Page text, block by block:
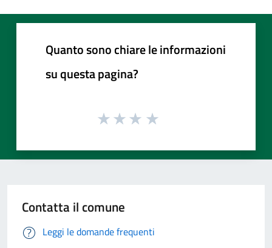
Quanto sono chiare le informazioni
su questa pagina?
Contatta il comune
Leggi le domande frequenti